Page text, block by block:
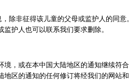
，除非征得该儿童的父母或监护人的同
护人也可以联系我们要求删除。
，或在本中国大陆地区的通知继续符
区的通知的任何修订将经我们的网站